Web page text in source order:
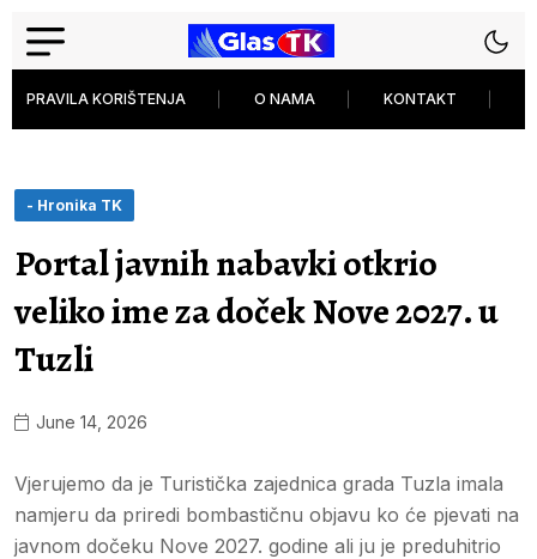
PRAVILA KORIŠTENJA O NAMA KONTAKT
- Hronika TK
Portal javnih nabavki otkrio
veliko ime za doček Nove 2027. u
Tuzli
June 14, 2026
Vjerujemo da je Turistička zajednica grada Tuzla imala
namjeru da priredi bombastičnu objavu ko će pjevati na
javnom dočeku Nove 2027. godine ali ju je preduhitrio